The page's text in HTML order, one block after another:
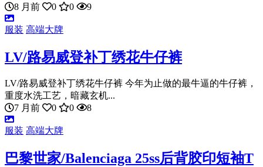
8 月前
0 0 9
服装 高端大牌
LV/路易威登补丁绣花牛仔裤
LV/路易威登补丁绣花牛仔裤 今年为止做的最牛逼的牛仔裤，
重度水洗工艺，暗藏玄机...
7 月前
0 0 8
服装 高端大牌
巴黎世家/Balenciaga 25ss后背胶印短袖T